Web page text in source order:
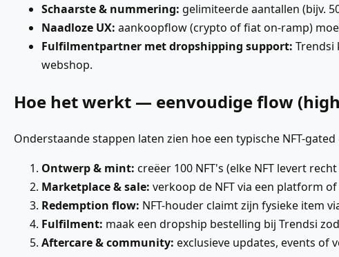
Schaarste & nummering: gelimiteerde aantallen (bijv.
Naadloze UX: aankoopflow (crypto of fiat on-ramp)
Fulfilmentpartner met dropshipping support: Trendsi
webshop.
Hoe het werkt — eenvoudige flow
Onderstaande stappen laten zien hoe een typische NFT-
Ontwerp & mint: creëer 100 NFT's (elke NFT levert
Marketplace & sale: verkoop de NFT via een platform
Redemption flow: NFT-houder claimt zijn fysieke item
Fulfilment: maak een dropship bestelling bij Trendsi
Aftercare & community: exclusieve updates, events of